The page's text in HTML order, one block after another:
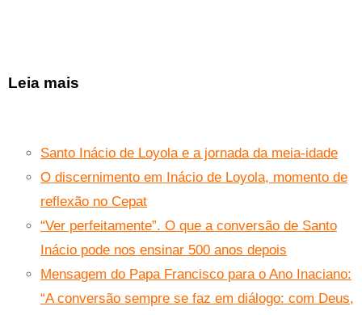
Leia mais
Santo Inácio de Loyola e a jornada da meia-idade
O discernimento em Inácio de Loyola, momento de
reflexão no Cepat
“Ver perfeitamente”. O que a conversão de Santo
Inácio pode nos ensinar 500 anos depois
Mensagem do Papa Francisco para o Ano Inaciano:
“A conversão sempre se faz em diálogo: com Deus,